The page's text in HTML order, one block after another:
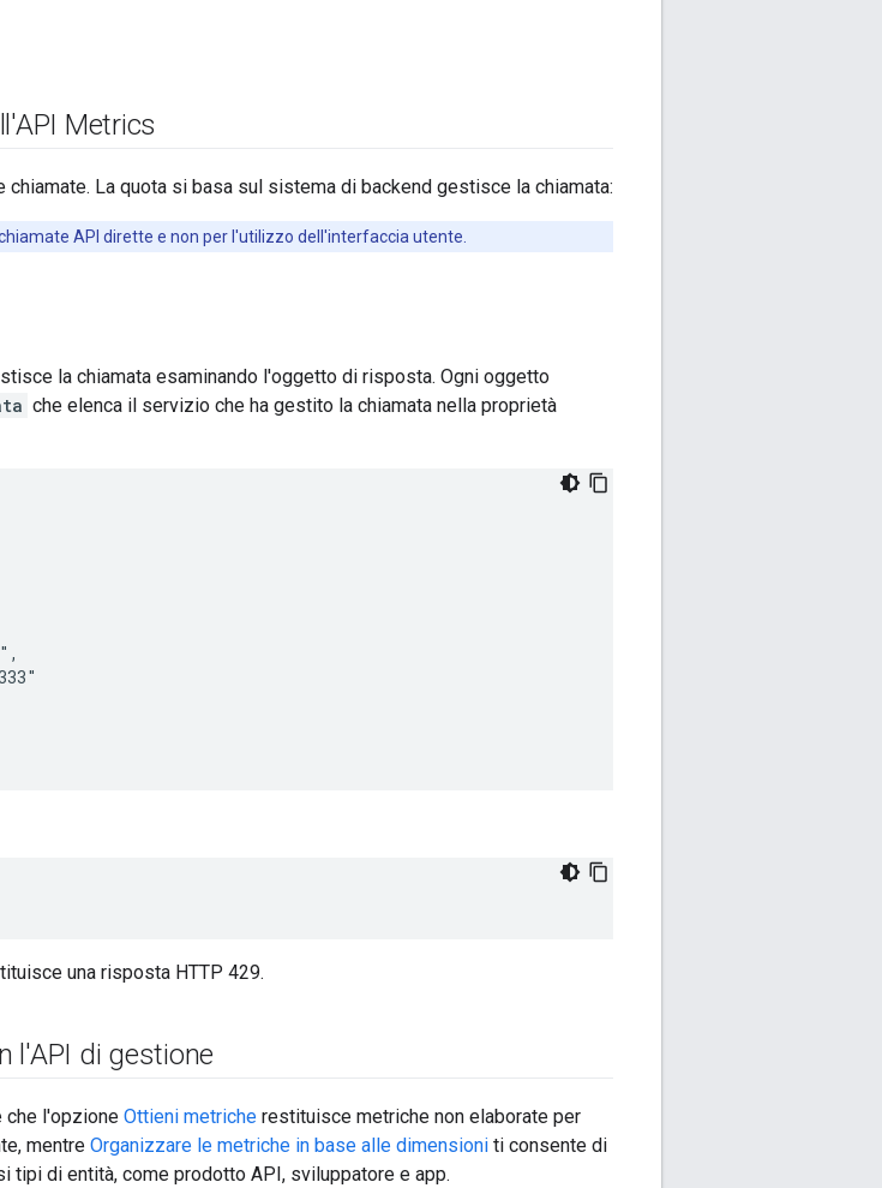
Metrics
La quota si basa sul sistema di backend gestisce la chiamata:
API dirette e non per l'utilizzo dell'interfaccia utente.
la chiamata esaminando l'oggetto di risposta. Ogni oggetto
che elenca il servizio che ha gestito la chiamata nella proprietà
una risposta HTTP 429.
l'API di gestione
che l'opzione Ottieni metriche restituisce metriche non elaborate per
mentre Organizzare le metriche in base alle dimensioni ti consente di
tipi di entità, come prodotto API, sviluppatore e app.